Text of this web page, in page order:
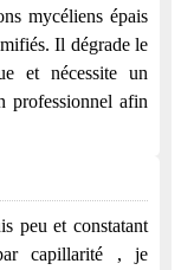
mycéliens épais
Il dégrade le
et nécessite un
professionnel afin
peu et constatant
capillarité , je